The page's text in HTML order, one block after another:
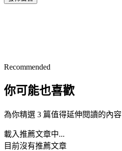
Recommended
你可能也喜歡
為你精選 3 篇值得延伸閱讀的內容
載入推薦文章中...
目前沒有推薦文章